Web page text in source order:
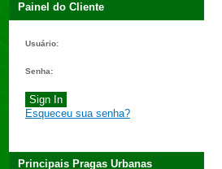
Painel do Cliente
Usuário:
Senha:
Esqueceu sua senha?
Principais Pragas Urbanas